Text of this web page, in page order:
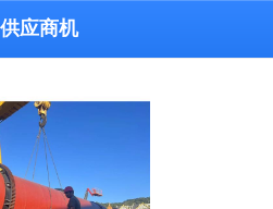
供应商机